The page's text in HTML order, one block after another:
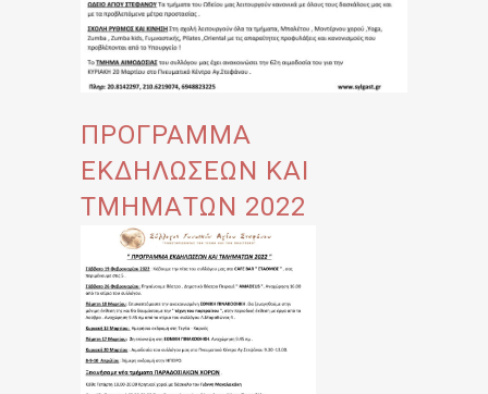
ΠΡΟΓΡΑΜΜΑ
ΕΚΔΗΛΩΣΕΩΝ ΚΑΙ
ΤΜΗΜΑΤΩΝ 2022